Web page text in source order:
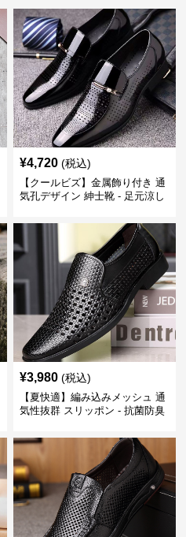
¥4,720 (税込)
【クールビズ】金属飾り付き 通
気孔デザイン 紳士靴 - 足元涼し
¥3,980 (税込)
【夏快適】編み込みメッシュ 通
気性抜群 スリッポン - 抗菌防臭